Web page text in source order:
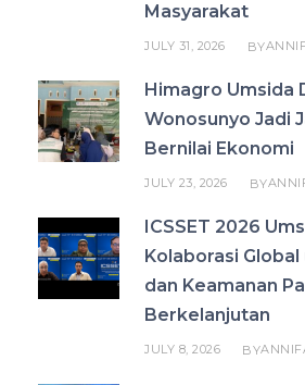
Masyarakat
JULY 31, 2026 BY
Himagro Umsida
Wonosunyo Jadi
Bernilai Ekonomi
JULY 23, 2026 BY
ICSSET 2026
Kolaborasi
dan Keamanan
Berkelanjutan
JULY 8, 2026 BY